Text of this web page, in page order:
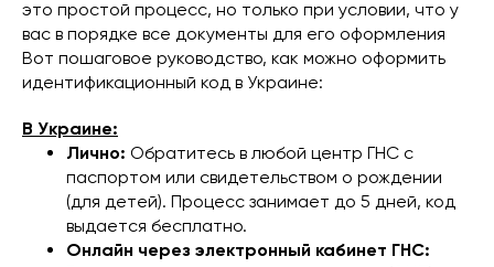
это простой процесс, но только при условии, что у
вас в порядке все документы для его оформления
Вот пошаговое руководство, как можно оформить
идентификационный код в Украине:
В Украине:
Лично: Обратитесь в любой центр ГНС с
паспортом или свидетельством о рождении
(для детей). Процесс занимает до 5 дней, код
выдается бесплатно.
Онлайн через электронный кабинет ГНС: